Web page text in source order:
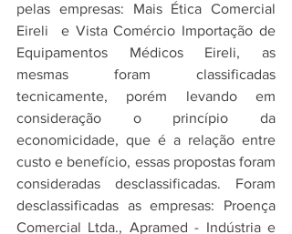
pelas empresas: Mais Ética Comercial
Eireli  e Vista Comércio Importação de
Equipamentos Médicos Eireli, as
mesmas foram classificadas
tecnicamente, porém levando em
consideração o princípio da
economicidade, que é a relação entre
custo e benefício, essas propostas foram
consideradas desclassificadas. Foram
desclassificadas as empresas: Proença
Comercial Ltda., Apramed - Indústria e